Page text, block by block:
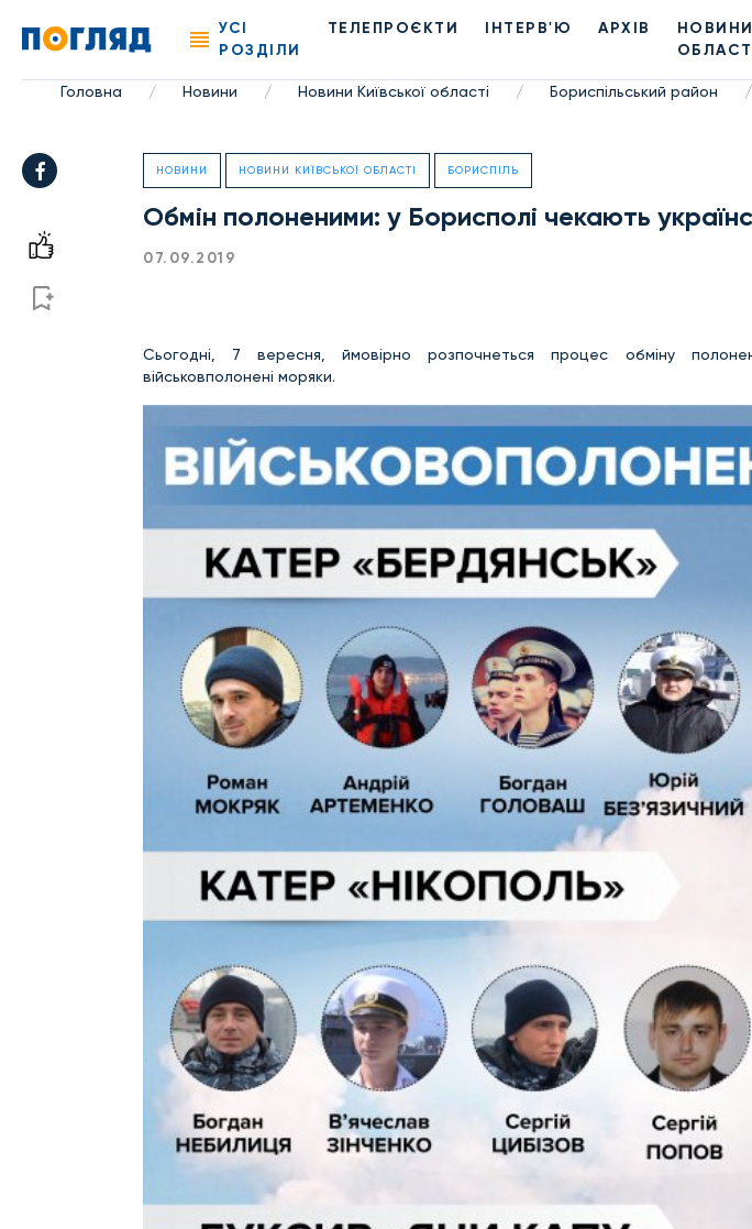
УСІ
РОЗДІЛИ
ТЕЛЕПРОЄКТИ ІНТЕРВ'Ю АРХІВ
Головна / Новини / Новини Київської області / Бориспільський район /
НОВИНИ НОВИНИ КИЇВСЬКОЇ ОБЛАСТІ БОРИСПІЛЬ
Обмін полоненими: у Борисполі чекають
07.09.2019
Сьогодні, 7 вересня, ймовірно розпочнеться процес обміну
військовполонені моряки.